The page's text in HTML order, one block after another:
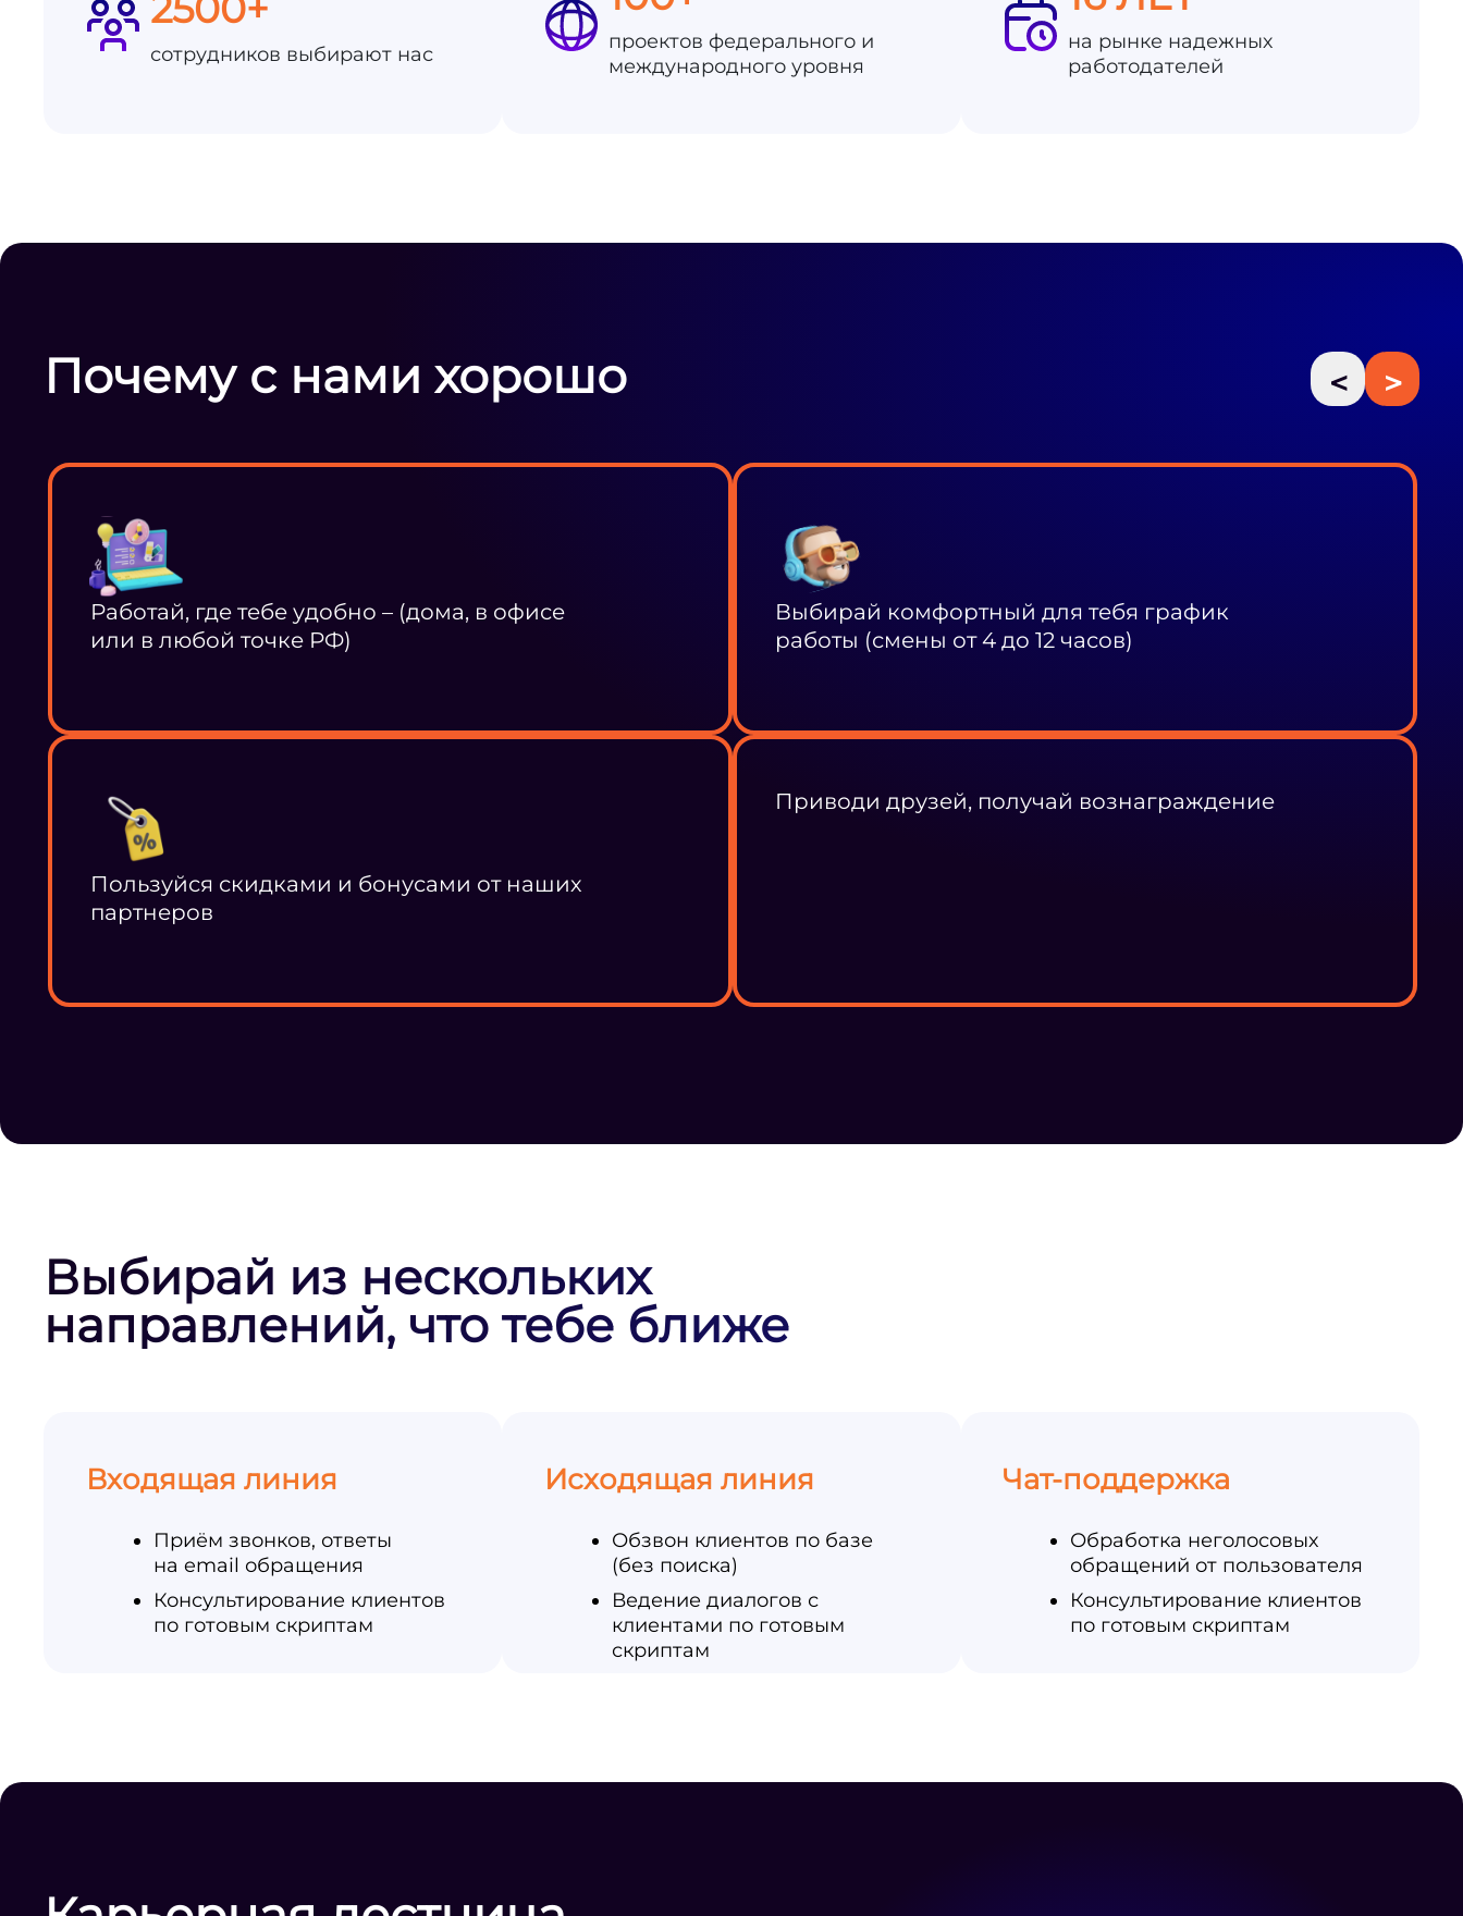
сотрудников выбирают нас
проектов федерального и
международного уровня
на рынке надежных
работодателей
Почему с нами хорошо < >
Работай, где тебе удобно – (дома, в офисе
или в любой точке РФ)
Выбирай комфортный для тебя график
работы (смены от 4 до 12 часов)
Пользуйся скидками и бонусами от наших
партнеров
Приводи друзей, получай вознаграждение
Выбирай из нескольких
направлений, что тебе ближе
Входящая линия
Приём звонков, ответы
на email обращения
Консультирование клиентов
по готовым скриптам
Исходящая линия
Обзвон клиентов по базе
(без поиска)
Ведение диалогов с
клиентами по готовым
скриптам
Чат-поддержка
Обработка неголосовых
обращений от пользователя
Консультирование клиентов
по готовым скриптам